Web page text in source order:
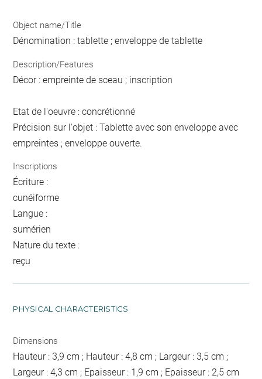
Object name/Title
Dénomination : tablette ; enveloppe de tablette
Description/Features
Décor : empreinte de sceau ; inscription
Etat de l'oeuvre : concrétionné
Précision sur l'objet : Tablette avec son enveloppe avec
empreintes ; enveloppe ouverte.
Inscriptions
Écriture :
cunéiforme
Langue :
sumérien
Nature du texte :
reçu
PHYSICAL CHARACTERISTICS
Dimensions
Hauteur : 3,9 cm ; Hauteur : 4,8 cm ; Largeur : 3,5 cm ;
Largeur : 4,3 cm ; Epaisseur : 1,9 cm ; Epaisseur : 2,5 cm